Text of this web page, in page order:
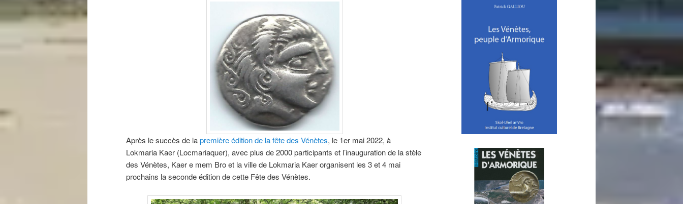
Après le succès de lapremière édition de la fête des Vénètes, le 1er mai 2022, à
Lokmaria Kaer (Locmariaquer), avec plus de 2000 participants et l’inauguration de la stèle
des Vénètes, Kaer e mem Bro et la ville de Lokmaria Kaer organisent les 3 et 4 mai
prochains la seconde édition de cette Fête des Vénètes.